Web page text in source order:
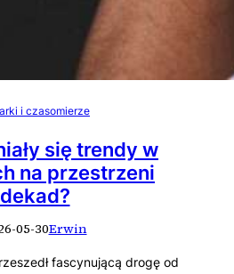
i czasomierze
się trendy w
na przestrzeni
dekad?
05-30Erwin
fascynującą drogę od